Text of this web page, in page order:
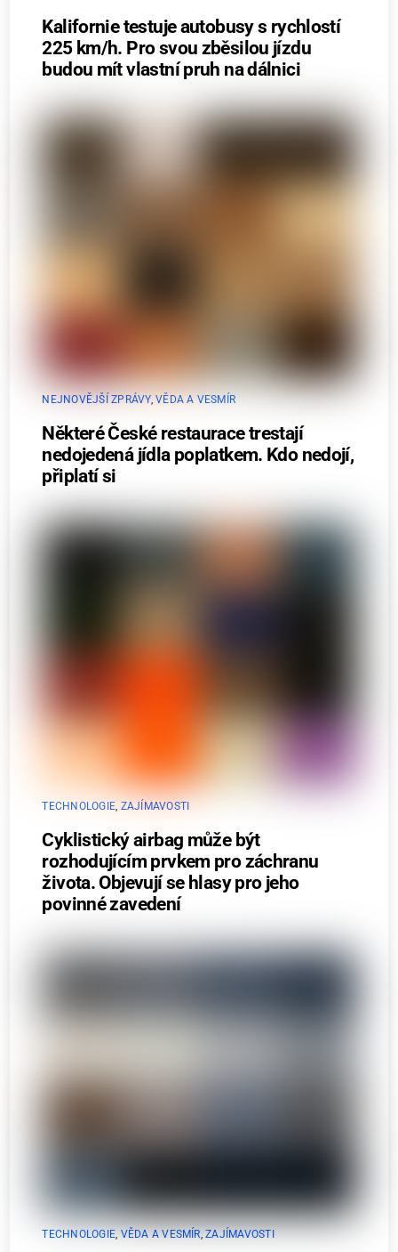
Kalifornie testuje autobusy s rychlostí
225 km/h. Pro svou zběsilou jízdu
budou mít vlastní pruh na dálnici
NEJNOVĚJŠÍ ZPRÁVY,VĚDA A VESMÍR
Některé České restaurace trestají
nedojedená jídla poplatkem. Kdo nedojí,
připlatí si
TECHNOLOGIE ZAJÍMAVOSTI
Cyklistický airbag může být
rozhodujícím prvkem pro záchranu
života. Objevují se hlasy pro jeho
povinné zavedení
TECHNOLOGIE VĚDA A VESMÍR ,ZAJÍMAVOSTI